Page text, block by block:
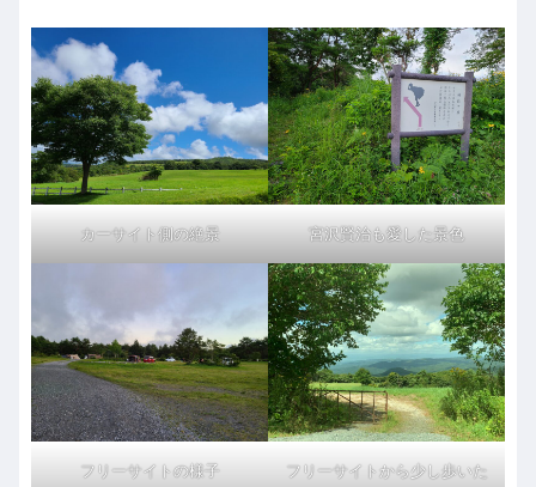
カーサイト側の絶景 宮沢賢治も愛した景色
フリーサイトの様子
フリーサイトから少し歩いた